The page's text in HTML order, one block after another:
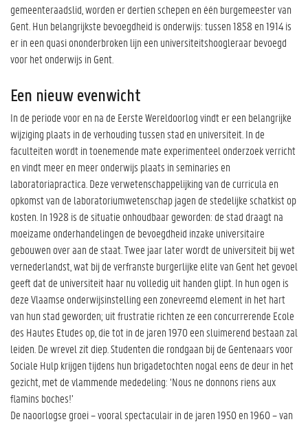
gemeenteraadslid, worden er dertien schepen en één burgemeester van
Gent. Hun belangrijkste bevoegdheid is onderwijs: tussen 1858 en 1914 is
er in een quasi ononderbroken lijn een universiteitshoogleraar bevoegd
voor het onderwijs in Gent.
Een nieuw evenwicht
In de periode voor en na de Eerste Wereldoorlog vindt er een belangrijke
wijziging plaats in de verhouding tussen stad en universiteit. In de
faculteiten wordt in toenemende mate experimenteel onderzoek verricht
en vindt meer en meer onderwijs plaats in seminaries en
laboratoriapractica. Deze verwetenschappelijking van de curricula en
opkomst van de laboratoriumwetenschap jagen de stedelijke schatkist op
kosten. In 1928 is de situatie onhoudbaar geworden: de stad draagt na
moeizame onderhandelingen de bevoegdheid inzake universitaire
gebouwen over aan de staat. Twee jaar later wordt de universiteit bij wet
vernederlandst, wat bij de verfranste burgerlijke elite van Gent het gevoel
geeft dat de universiteit haar nu volledig uit handen glipt. In hun ogen is
deze Vlaamse onderwijsinstelling een zonevreemd element in het hart
van hun stad geworden; uit frustratie richten ze een concurrerende Ecole
des Hautes Etudes op, die tot in de jaren 1970 een sluimerend bestaan zal
leiden. De wrevel zit diep. Studenten die rondgaan bij de Gentenaars voor
Sociale Hulp krijgen tijdens hun brigadetochten nogal eens de deur in het
gezicht, met de vlammende mededeling: ‘Nous ne donnons riens aux
flamins boches!’
De naoorlogse groei – vooral spectaculair in de jaren 1950 en 1960 – van